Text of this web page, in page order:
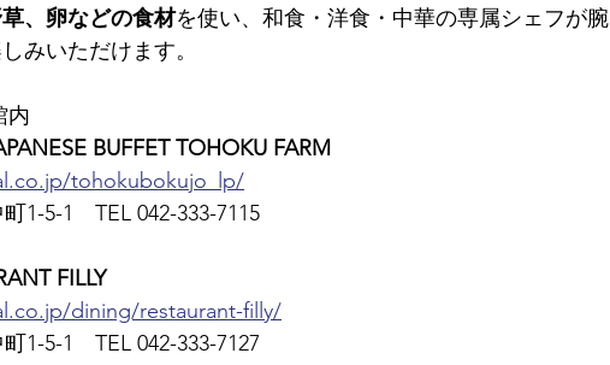
、卵などの食材を使い、和食・洋食・中華の専属シェフが腕
みいただけます。
内
BUFFET TOHOKU FARM
tohokubokujo_lp/
1-5-1　TEL 042-333-7115
FILLY
dining/restaurant-filly/
1-5-1　TEL 042-333-7127